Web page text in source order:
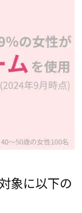
象に以下の